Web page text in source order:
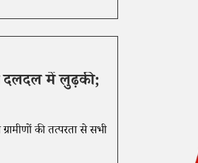
दलदल में लुढ़की;
की तत्परता से सभी